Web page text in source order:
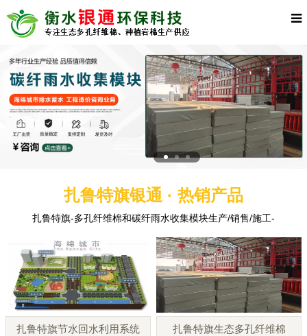
扎鲁特旗银通 · 热销产品
扎鲁特旗-多孔纤维棉和碳纤雨水收集模块生产/销售/施工-
扎鲁特旗节水回水利用系统 扎鲁特旗生态多孔纤维棉